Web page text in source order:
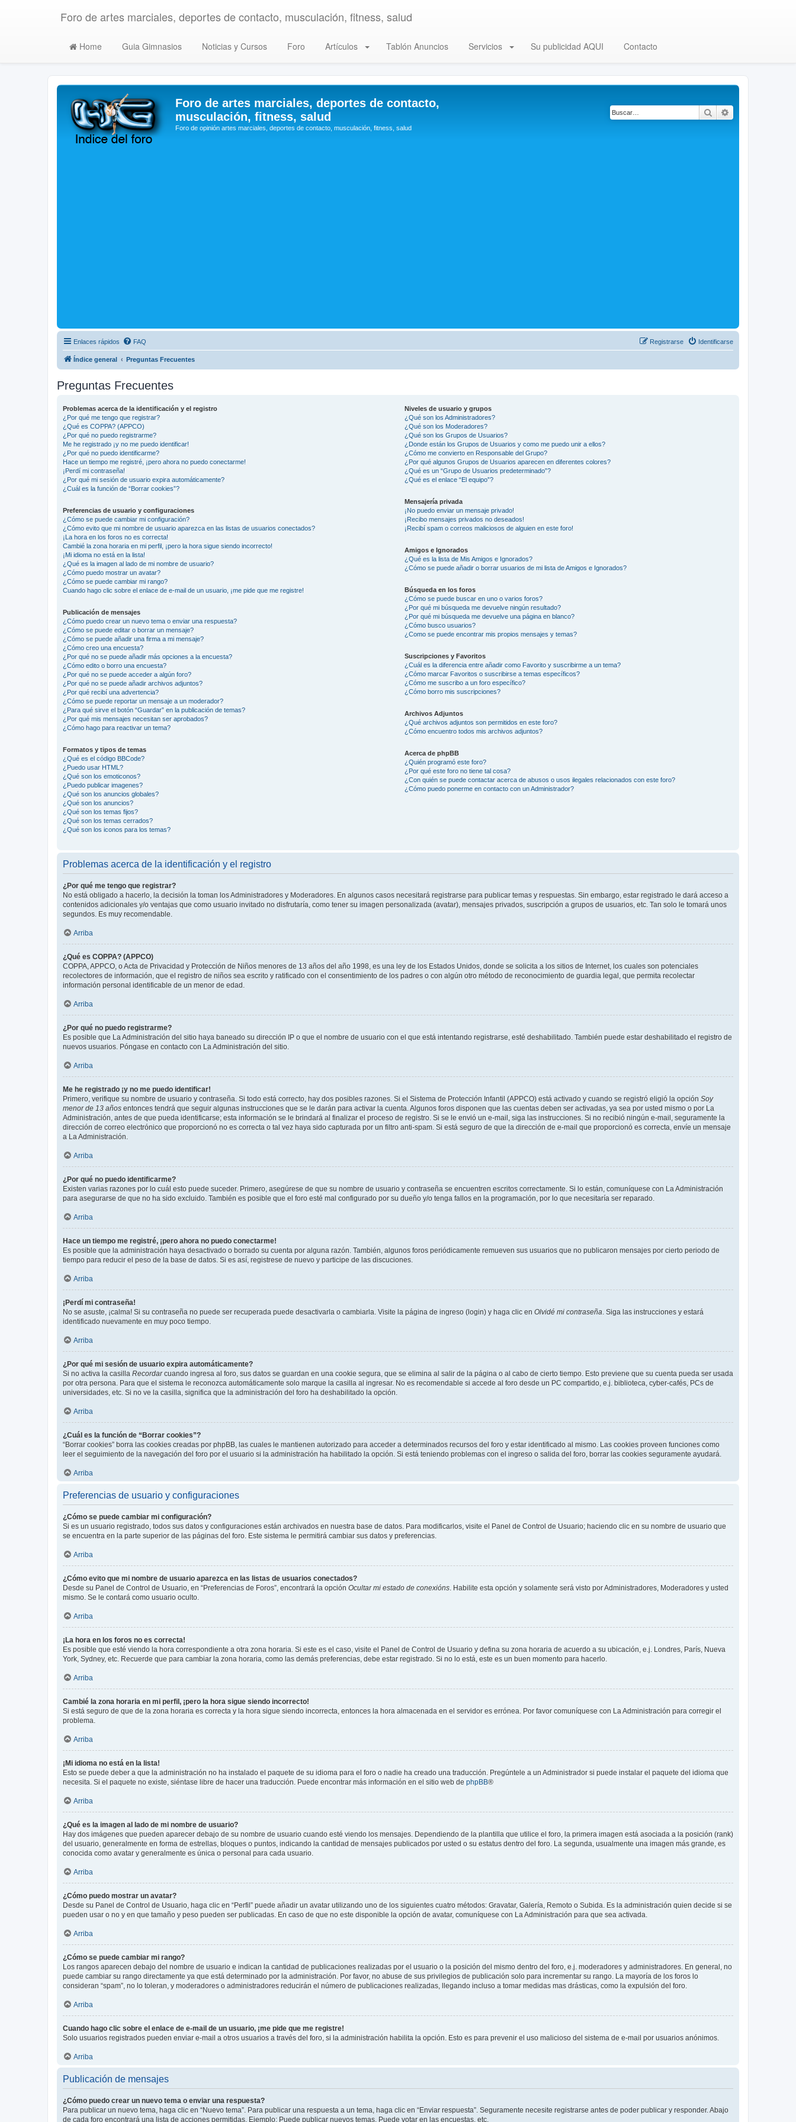
Foro de artes marciales, deportes de contacto, musculación, fitness, salud
Home Guia Gimnasios Noticias y Cursos Foro Artículos Tablón Anuncios Servicios Su publicidad AQUI Contacto
Foro de artes marciales, deportes de contacto,
musculación, fitness, salud
Foro de opinión artes marciales, deportes de contacto, musculación, fitness, salud
Buscar
Enlaces rápidos FAQ Identificarse
Registrarse
Índice general Preguntas Frecuentes
Preguntas Frecuentes
Problemas acerca de la identificación y el registro
¿Por qué me tengo que registrar?
¿Qué es COPPA? (APPCO)
¿Por qué no puedo registrarme?
Me he registrado ¡y no me puedo identificar!
¿Por qué no puedo identificarme?
Hace un tiempo me registré, ¡pero ahora no puedo conectarme!
¡Perdí mi contraseña!
¿Por qué mi sesión de usuario expira automáticamente?
¿Cuál es la función de “Borrar cookies”?
Preferencias de usuario y configuraciones
¿Cómo se puede cambiar mi configuración?
¿Cómo evito que mi nombre de usuario aparezca en las listas de usuarios conectados?
¡La hora en los foros no es correcta!
Cambié la zona horaria en mi perfil, ¡pero la hora sigue siendo incorrecto!
¡Mi idioma no está en la lista!
¿Qué es la imagen al lado de mi nombre de usuario?
¿Cómo puedo mostrar un avatar?
¿Cómo se puede cambiar mi rango?
Cuando hago clic sobre el enlace de e-mail de un usuario, ¡me pide que me registre!
Publicación de mensajes
¿Cómo puedo crear un nuevo tema o enviar una respuesta?
¿Cómo se puede editar o borrar un mensaje?
¿Cómo se puede añadir una firma a mi mensaje?
¿Cómo creo una encuesta?
¿Por qué no se puede añadir más opciones a la encuesta?
¿Cómo edito o borro una encuesta?
¿Por qué no se puede acceder a algún foro?
¿Por qué no se puede añadir archivos adjuntos?
¿Por qué recibí una advertencia?
¿Cómo se puede reportar un mensaje a un moderador?
¿Para qué sirve el botón “Guardar” en la publicación de temas?
¿Por qué mis mensajes necesitan ser aprobados?
¿Cómo hago para reactivar un tema?
Formatos y tipos de temas
¿Qué es el código BBCode?
¿Puedo usar HTML?
¿Qué son los emoticonos?
¿Puedo publicar imagenes?
¿Qué son los anuncios globales?
¿Qué son los anuncios?
¿Qué son los temas fijos?
¿Qué son los temas cerrados?
¿Qué son los iconos para los temas?
Niveles de usuario y grupos
¿Qué son los Administradores?
¿Qué son los Moderadores?
¿Qué son los Grupos de Usuarios?
¿Donde están los Grupos de Usuarios y como me puedo unir a ellos?
¿Cómo me convierto en Responsable del Grupo?
¿Por qué algunos Grupos de Usuarios aparecen en diferentes colores?
¿Qué es un “Grupo de Usuarios predeterminado”?
¿Qué es el enlace “El equipo”?
Mensajería privada
¡No puedo enviar un mensaje privado!
¡Recibo mensajes privados no deseados!
¡Recibí spam o correos maliciosos de alguien en este foro!
Amigos e Ignorados
¿Qué es la lista de Mis Amigos e Ignorados?
¿Cómo se puede añadir o borrar usuarios de mi lista de Amigos e Ignorados?
Búsqueda en los foros
¿Cómo se puede buscar en uno o varios foros?
¿Por qué mi búsqueda me devuelve ningún resultado?
¿Por qué mi búsqueda me devuelve una página en blanco?
¿Cómo busco usuarios?
¿Como se puede encontrar mis propios mensajes y temas?
Suscripciones y Favoritos
¿Cuál es la diferencia entre añadir como Favorito y suscribirme a un tema?
¿Cómo marcar Favoritos o suscribirse a temas específicos?
¿Cómo me suscribo a un foro específico?
¿Cómo borro mis suscripciones?
Archivos Adjuntos
¿Qué archivos adjuntos son permitidos en este foro?
¿Cómo encuentro todos mis archivos adjuntos?
Acerca de phpBB
¿Quién programó este foro?
¿Por qué este foro no tiene tal cosa?
¿Con quién se puede contactar acerca de abusos o usos ilegales relacionados con este foro?
¿Cómo puedo ponerme en contacto con un Administrador?
Problemas acerca de la identificación y el registro
¿Por qué me tengo que registrar?
No está obligado a hacerlo, la decisión la toman los Administradores y Moderadores. En algunos casos necesitará registrarse para publicar temas y respuestas. Sin embargo, estar registrado le dará acceso a
contenidos adicionales y/o ventajas que como usuario invitado no disfrutaría, como tener su imagen personalizada (avatar), mensajes privados, suscripción a grupos de usuarios, etc. Tan solo le tomará unos
segundos. Es muy recomendable.
Arriba
¿Qué es COPPA? (APPCO)
COPPA, APPCO, o Acta de Privacidad y Protección de Niños menores de 13 años del año 1998, es una ley de los Estados Unidos, donde se solicita a los sitios de Internet, los cuales son potenciales
recolectores de información, que el registro de niños sea escrito y ratificado con el consentimiento de los padres o con algún otro método de reconocimiento de guardia legal, que permita recolectar
información personal identificable de un menor de edad.
Arriba
¿Por qué no puedo registrarme?
Es posible que La Administración del sitio haya baneado su dirección IP o que el nombre de usuario con el que está intentando registrarse, esté deshabilitado. También puede estar deshabilitado el registro de
nuevos usuarios. Póngase en contacto con La Administración del sitio.
Arriba
Me he registrado ¡y no me puedo identificar!
Primero, verifique su nombre de usuario y contraseña. Si todo está correcto, hay dos posibles razones. Si el Sistema de Protección Infantil (APPCO) está activado y cuando se registró eligió la opción Soy
menor de 13 años entonces tendrá que seguir algunas instrucciones que se le darán para activar la cuenta. Algunos foros disponen que las cuentas deben ser activadas, ya sea por usted mismo o por La
Administración, antes de que pueda identificarse; esta información se le brindará al finalizar el proceso de registro. Si se le envió un e-mail, siga las instrucciones. Si no recibió ningún e-mail, seguramente la
dirección de correo electrónico que proporcionó no es correcta o tal vez haya sido capturada por un filtro anti-spam. Si está seguro de que la dirección de e-mail que proporcionó es correcta, envíe un mensaje
a La Administración.
Arriba
¿Por qué no puedo identificarme?
Existen varias razones por lo cuál esto puede suceder. Primero, asegúrese de que su nombre de usuario y contraseña se encuentren escritos correctamente. Si lo están, comuníquese con La Administración
para asegurarse de que no ha sido excluido. También es posible que el foro esté mal configurado por su dueño y/o tenga fallos en la programación, por lo que necesitaría ser reparado.
Arriba
Hace un tiempo me registré, ¡pero ahora no puedo conectarme!
Es posible que la administración haya desactivado o borrado su cuenta por alguna razón. También, algunos foros periódicamente remueven sus usuarios que no publicaron mensajes por cierto periodo de
tiempo para reducir el peso de la base de datos. Si es así, registrese de nuevo y participe de las discuciones.
Arriba
¡Perdí mi contraseña!
No se asuste, ¡calma! Si su contraseña no puede ser recuperada puede desactivarla o cambiarla. Visite la página de ingreso (login) y haga clic en Olvidé mi contraseña. Siga las instrucciones y estará
identificado nuevamente en muy poco tiempo.
Arriba
¿Por qué mi sesión de usuario expira automáticamente?
Si no activa la casilla Recordarcuando ingresa al foro, sus datos se guardan en una cookie segura, que se elimina al salir de la página o al cabo de cierto tiempo. Esto previene que su cuenta pueda ser usada
por otra persona. Para que el sistema le reconozca automáticamente solo marque la casilla al ingresar. No es recomendable si accede al foro desde un PC compartido, e.j. biblioteca, cyber-cafés, PCs de
universidades, etc. Si no ve la casilla, significa que la administración del foro ha deshabilitado la opción.
Arriba
¿Cuál es la función de “Borrar cookies”?
“Borrar cookies” borra las cookies creadas por phpBB, las cuales le mantienen autorizado para acceder a determinados recursos del foro y estar identificado al mismo. Las cookies proveen funciones como
leer el seguimiento de la navegación del foro por el usuario si la administración ha habilitado la opción. Si está teniendo problemas con el ingreso o salida del foro, borrar las cookies seguramente ayudará.
Arriba
Preferencias de usuario y configuraciones
¿Cómo se puede cambiar mi configuración?
Si es un usuario registrado, todos sus datos y configuraciones están archivados en nuestra base de datos. Para modificarlos, visite el Panel de Control de Usuario; haciendo clic en su nombre de usuario que
se encuentra en la parte superior de las páginas del foro. Este sistema le permitirá cambiar sus datos y preferencias.
Arriba
¿Cómo evito que mi nombre de usuario aparezca en las listas de usuarios conectados?
Desde su Panel de Control de Usuario, en “Preferencias de Foros”, encontrará la opción Ocultar mi estado de conexións. Habilite esta opción y solamente será visto por Administradores, Moderadores y usted
mismo. Se le contará como usuario oculto.
Arriba
¡La hora en los foros no es correcta!
Es posible que esté viendo la hora correspondiente a otra zona horaria. Si este es el caso, visite el Panel de Control de Usuario y defina su zona horaria de acuerdo a su ubicación, e.j. Londres, París, Nueva
York, Sydney, etc. Recuerde que para cambiar la zona horaria, como las demás preferencias, debe estar registrado. Si no lo está, este es un buen momento para hacerlo.
Arriba
Cambié la zona horaria en mi perfil, ¡pero la hora sigue siendo incorrecto!
Si está seguro de que de la zona horaria es correcta y la hora sigue siendo incorrecta, entonces la hora almacenada en el servidor es errónea. Por favor comuníquese con La Administración para corregir el
problema.
Arriba
¡Mi idioma no está en la lista!
Esto se puede deber a que la administración no ha instalado el paquete de su idioma para el foro o nadie ha creado una traducción. Pregúntele a un Administrador si puede instalar el paquete del idioma que
necesita. Si el paquete no existe, siéntase libre de hacer una traducción. Puede encontrar más información en el sitio web de phpBB®
Arriba
¿Qué es la imagen al lado de mi nombre de usuario?
Hay dos imágenes que pueden aparecer debajo de su nombre de usuario cuando esté viendo los mensajes. Dependiendo de la plantilla que utilice el foro, la primera imagen está asociada a la posición (rank)
del usuario, generalmente en forma de estrellas, bloques o puntos, indicando la cantidad de mensajes publicados por usted o su estatus dentro del foro. La segunda, usualmente una imagen más grande, es
conocida como avatar y generalmente es única o personal para cada usuario.
Arriba
¿Cómo puedo mostrar un avatar?
Desde su Panel de Control de Usuario, haga clic en “Perfil” puede añadir un avatar utilizando uno de los siguientes cuatro métodos: Gravatar, Galería, Remoto o Subida. Es la administración quien decide si se
pueden usar o no y en que tamaño y peso pueden ser publicadas. En caso de que no este disponible la opción de avatar, comuníquese con La Administración para que sea activada.
Arriba
¿Cómo se puede cambiar mi rango?
Los rangos aparecen debajo del nombre de usuario e indican la cantidad de publicaciones realizadas por el usuario o la posición del mismo dentro del foro, e.j. moderadores y administradores. En general, no
puede cambiar su rango directamente ya que está determinado por la administración. Por favor, no abuse de sus privilegios de publicación solo para incrementar su rango. La mayoría de los foros lo
consideran “spam”, no lo toleran, y moderadores o administradores reducirán el número de publicaciones realizadas, llegando incluso a tomar medidas mas drásticas, como la expulsión del foro.
Arriba
Cuando hago clic sobre el enlace de e-mail de un usuario, ¡me pide que me registre!
Solo usuarios registrados pueden enviar e-mail a otros usuarios a través del foro, si la administración habilita la opción. Esto es para prevenir el uso malicioso del sistema de e-mail por usuarios anónimos.
Arriba
Publicación de mensajes
¿Cómo puedo crear un nuevo tema o enviar una respuesta?
Para publicar un nuevo tema, haga clic en “Nuevo tema”. Para publicar una respuesta a un tema, haga clic en “Enviar respuesta”. Seguramente necesite registrarse antes de poder publicar y responder. Abajo
de cada foro encontrará una lista de acciones permitidas. Ejemplo: Puede publicar nuevos temas, Puede votar en las encuestas, etc.